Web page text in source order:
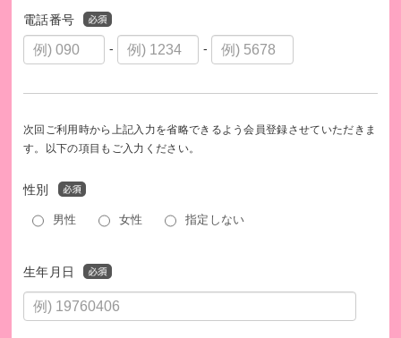
あなたの「キモチ」を「カタチ」に
https://www.animaldonation.org/
※「キモチと。」への参加は領収書発行の対象となりませ
ん。そのため、税額控除は受けられませんので予めご了承下
電話番号
- -
次回ご利用時から上記入力を省略できるよう会員登録させていただきま
す。以下の項目もご入力ください。
性別
男性 女性 指定しない
生年月日